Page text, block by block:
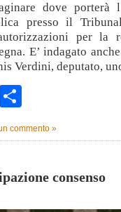
dove porterà
presso il
per la
E’ indagato
Verdini, deputato,
WhatsApp
commento »
consenso